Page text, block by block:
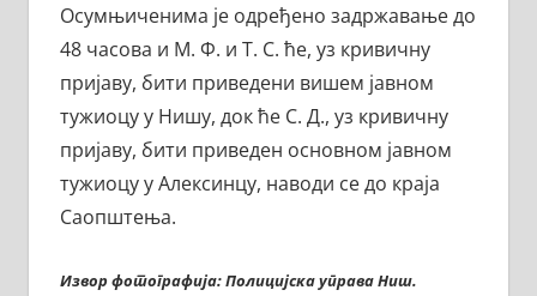
Осумњиченима је одређено задржавање до
48 часова и М. Ф. и Т. С. ће, уз кривичну
пријаву, бити приведени вишем јавном
тужиоцу у Нишу, док ће С. Д., уз кривичну
пријаву, бити приведен основном јавном
тужиоцу у Алексинцу, наводи се до краја
Саопштења.
Извор фотографијa: Полицијска управа Ниш.